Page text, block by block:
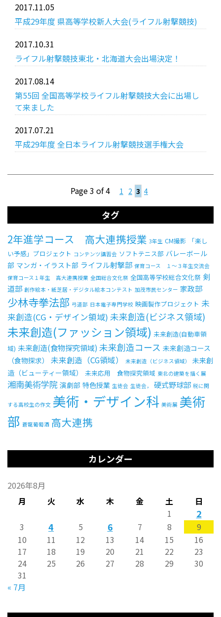
2017.11.05
平成29年度 県高等学校新人大会(ライフル射撃競技)
2017.10.31
ライフル射撃競技東北・北海道大会出場決定！
2017.08.14
第55回 全国高等学校ライフル射撃競技大会に出場し
て来ました
2017.07.21
平成29年度 全日本ライフル射撃競技選手権大会
Page 3 of 4 1 2 3 4
タグ
2年進学コース 高大連携授業 3年生 CM撮影
「楽し
い予感」プロジェクト コンテンツ講習会 ソフトテニス部 バレーボール
部 マンガ・イラスト部 ライフル射撃部 保育コース １～３年生交流会
保育コース１年生 高大連携授業 全国総合文化祭 全国高等学校総合文化祭 剣
道部 創作絵本・紙芝居・デジタル絵本コンテスト 加茂市民センター 家政部
少林寺拳法部 弓道部 日本電子専門学校 映画製作プロジェクト 未
来創造(CG・デザイン領域) 未来創造(ビジネス領域)
未来創造(ファッション領域) 未来創造(自動車領
域) 未来創造(食物探究領域) 未来創造コース 未来創造コース
（食物探求）
未来創造（CG領域） 未来創造（ビジネス領域）
未来創
造（ビューティー領域）
未来応用 食物探究領域 東北の建築を描く展
湘南美術学院 演劇部 特色授業 生徒会 生徒会， 硬式野球部 税に関
する高校生の作文 美術・デザイン科 美術展 美術
部 蒼龍葡萄酒 高大連携
カレンダー
2026年8月
月
火 水 木 金 土 日
« 7月
1 2
3 4 5 6 7 8
9
10
11 12 13 14 15
16
17
18 19 20 21 22
23
24
25 26 27 28 29
30
31